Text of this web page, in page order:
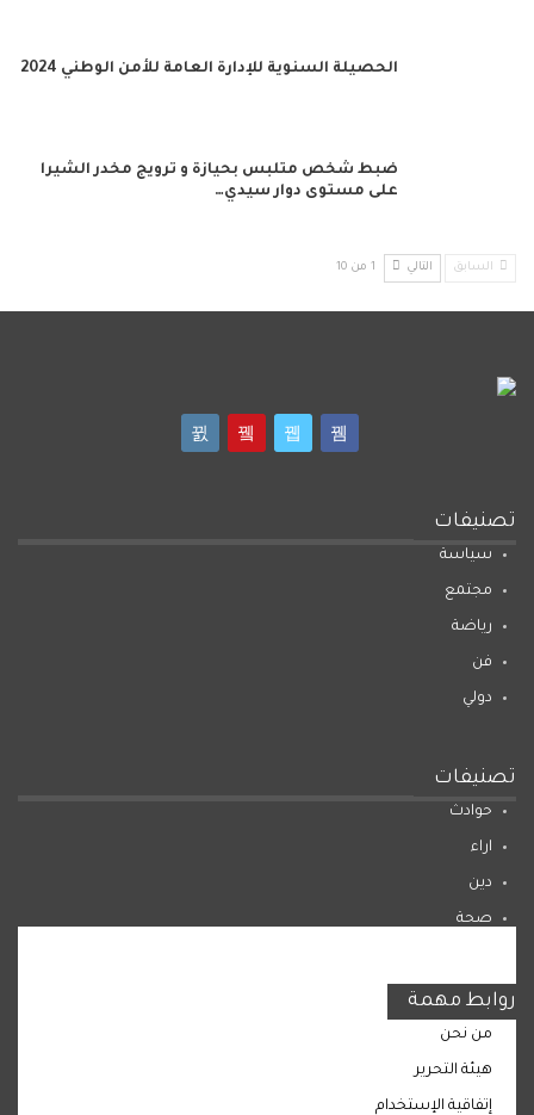
الحصيلة السنوية للإدارة العامة للأمن الوطني 2024
ضبط شخص متلبس بحيازة و ترويج مخدر الشيرا
على مستوى دوار سيدي…
السابق التالي 1 من 10
تصنيفات
سياسة
مجتمع
رياضة
فن
دولي
تصنيفات
حوادث
اراء
دين
صحة
روابط مهمة
من نحن
هيئة التحرير
إتفاقية الإستخدام